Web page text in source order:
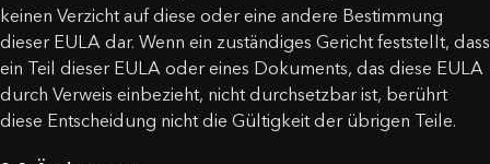
keinen Verzicht auf diese oder eine andere Bestimmung
dieser EULA dar. Wenn ein zuständiges Gericht feststellt, dass
ein Teil dieser EULA oder eines Dokuments, das diese EULA
durch Verweis einbezieht, nicht durchsetzbar ist, berührt
diese Entscheidung nicht die Gültigkeit der übrigen Teile.